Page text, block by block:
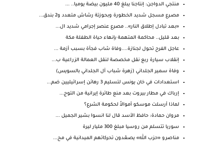
منتجي الدواجن: إنتاجنا يبلغ 40 مليون بيضة يوميا.. ...
مصـرع مسجل شديد الخطورة وبحوزتة رشاش متعدد و2 بندق...
«بعد تبادل إطلاق النار».. مصرع عنصر إجرامي شديد ال...
بعد قليل.. محاكمة المتهمة بإنهاء حياة الطفلة مكة
عاجل الفرح تحول لجنازة....وفاة شاب فجأة بسبب أزمة ...
إنقلاب سيارة ربع نقل مخصصة لنقل العمالة الزراعية ب...
وفاة سمير الجلداني (زهرة شباب آل الجلداني بالسويس)
استعدادات في خان يونس لتسليم 3 رهائن إسرائيليين ضم...
إرباك في مطار بيروت بعد منع طائرة إيرانية من التوج...
لماذا أرسلت موسكو أموالاً لحكومة الشرع؟
مروان حمادة: حافظ الأسد قال لنا انسوا بشير الجميل ...
سوريا تتسلم من روسيا مبلغ 300 مليار ليرة
مناصرو «حزب الله» يصعّدون تحركاتهم الميدانية في مح...